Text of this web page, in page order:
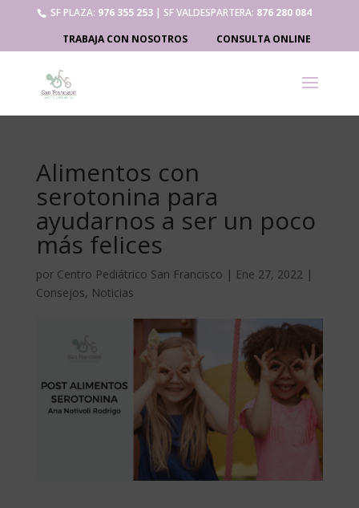
SF PLAZA: 976 355 253| SF VALDESPARTERA: 876 280 084
TRABAJA CON NOSOTROS
CONSULTA ONLINE
Alimentos con
serotonina para
ayudarnos a ser un poco
más felices
por Centro Pediátrico San Francisco | Ene 27, 2022|
Consejos, Noticias